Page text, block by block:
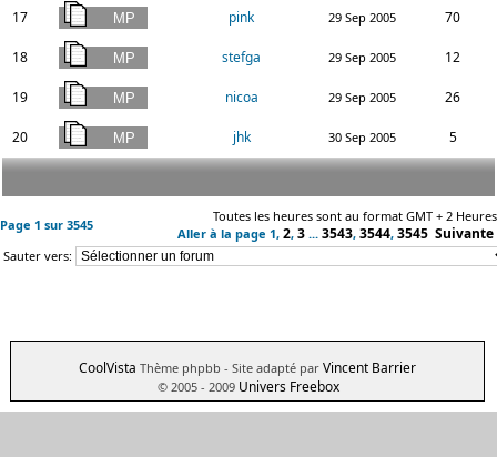
17 pink 29 Sep 2005 70
18 stefga 29 Sep 2005 12
19 nicoa 29 Sep 2005 26
20 jhk 30 Sep 2005 5
Page 1 sur 3545
Toutes les heures sont au format GMT + 2 Heures
Aller à la page 1, 2, 3 ... 3543, 3544, 3545 Suivante
Sauter vers:
CoolVista Thème phpbb - Site adapté par Vincent Barrier
© 2005 - 2009 Univers Freebox